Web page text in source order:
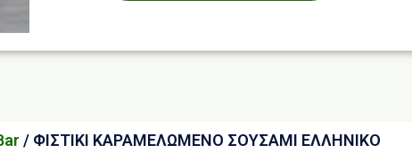
/ ΦΙΣΤΙΚΙ ΚΑΡΑΜΕΛΩΜΕΝΟ ΣΟΥΣΑΜΙ ΕΛΛΗΝΙΚΟ